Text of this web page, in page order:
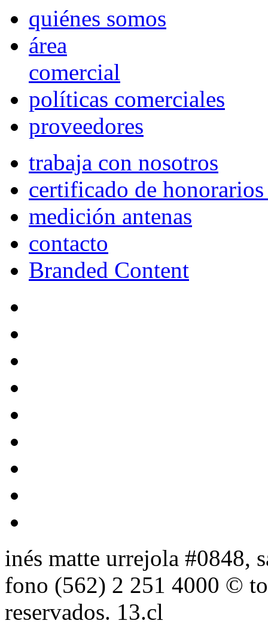
quiénes somos
área
comercial
políticas comerciales
proveedores
trabaja con nosotros
certificado de
medición antenas
contacto
Branded Content
inés matte urrejola #0848,
fono (562) 2 251 4000 ©
reservados. 13.cl